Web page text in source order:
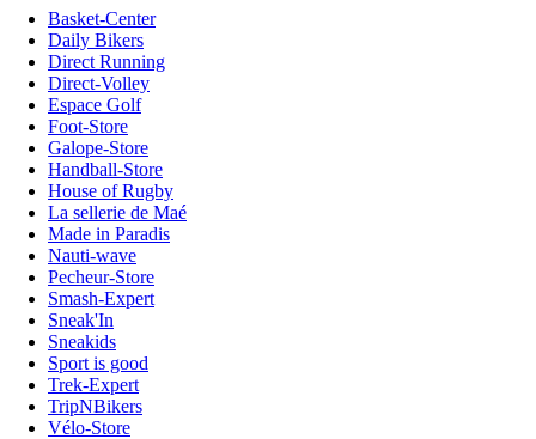
Basket-Center
Daily Bikers
Direct Running
Direct-Volley
Espace Golf
Foot-Store
Galope-Store
Handball-Store
House of Rugby
La sellerie de Maé
Made in Paradis
Nauti-wave
Pecheur-Store
Smash-Expert
Sneak'In
Sneakids
Sport is good
Trek-Expert
TripNBikers
Vélo-Store